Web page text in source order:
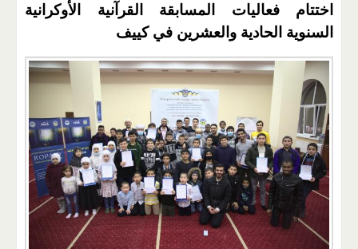
اختتام فعاليات المسابقة القرآنية الأوكرانية
السنوية الحادية والعشرين في كييف